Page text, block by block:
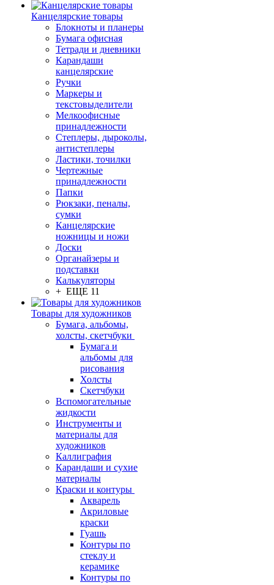
Канцелярские товары
Блокноты и планеры
Бумага офисная
Тетради и дневники
Карандаши
канцелярские
Ручки
Маркеры и
текстовыделители
Мелкоофисные
принадлежности
Степлеры, дыроколы,
антистеплеры
Ластики, точилки
Чертежные
принадлежности
Папки
Рюкзаки, пеналы,
сумки
Канцелярские
ножницы и ножи
Доски
Органайзеры и
подставки
Калькуляторы
+ ЕЩЕ 11
Товары для художников
Бумага, альбомы,
холсты, скетчбуки
Бумага и
альбомы для
рисования
Холсты
Скетчбуки
Вспомогательные
жидкости
Инструменты и
материалы для
художников
Каллиграфия
Карандаши и сухие
материалы
Краски и контуры
Акварель
Акриловые
краски
Гуашь
Контуры по
стеклу и
керамике
Контуры по